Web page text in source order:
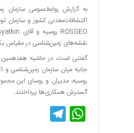
به گزارش روابط‌عمومی سازمان
نقشه‌های زمین‌شناسی در مقیاس
گفتنی است، در حاشیه
روسیه، مدیران و روسای این
گسترش همکاری‌ها پرداختند.
WhatsApp